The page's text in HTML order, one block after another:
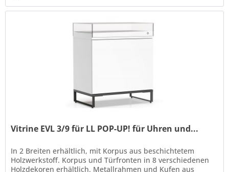
Vitrine EVL 3/9 für LL POP-UP! für Uhren und...
In 2 Breiten erhältlich, mit Korpus aus beschichtetem
Holzwerkstoff. Korpus und Türfronten in 8 verschiedenen
Holzdekoren erhältlich. Metallrahmen und Kufen aus